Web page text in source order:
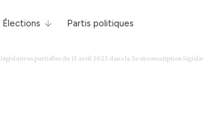
Élections Partis politiques
partielles du 15 avril 2023 dans la 2e circonscription